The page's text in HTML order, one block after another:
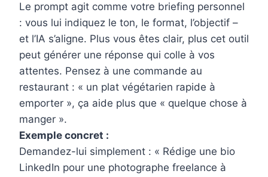
Le prompt agit comme votre briefing personnel
: vous lui indiquez le ton, le format, l’objectif –
et l’IA s’aligne. Plus vous êtes clair, plus cet outil
peut générer une réponse qui colle à vos
attentes. Pensez à une commande au
restaurant : « un plat végétarien rapide à
emporter », ça aide plus que « quelque chose à
manger ».
Exemple concret :
Demandez-lui simplement : « Rédige une bio
LinkedIn pour une photographe freelance à